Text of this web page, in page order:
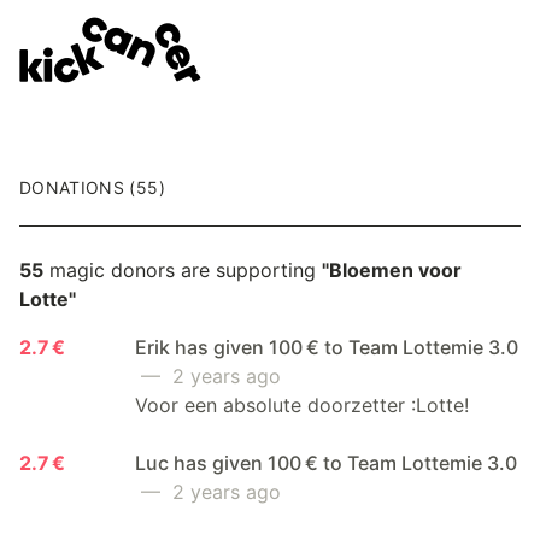
DONATIONS (55)
55 magic donors are supporting "Bloemen voor
Lotte"
2.7 €
Erik has given 100 € to Team Lottemie 3.0
— 2 years ago
Voor een absolute doorzetter :Lotte!
2.7 €
Luc has given 100 € to Team Lottemie 3.0
— 2 years ago